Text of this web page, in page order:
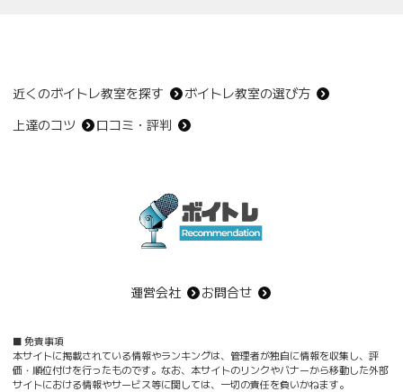
近くのボイトレ教室を探す
ボイトレ教室の選び方
上達のコツ
口コミ・評判
運営会社 お問合せ
免責事項
本サイトに掲載されている情報やランキングは、管理者が独自に情報を収集し、評
価・順位付けを行ったものです。なお、本サイトのリンクやバナーから移動した外部
サイトにおける情報やサービス等に関しては、一切の責任を負いかねます。